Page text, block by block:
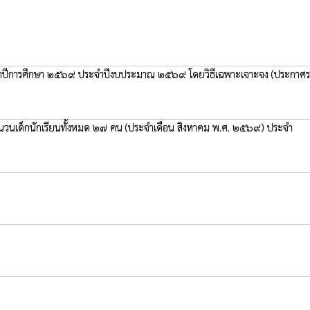
ปีการศึกษา ๒๕๖๙ ประจำปีงบประมาณ ๒๕๖๙ โดยวิธีเฉพาะเจาะจง (ประกาศ
วนเด็กนักเรียนทั้งหมด ๒๗ คน (ประจำเดือน สิงหาคม พ.ศ. ๒๕๖๙) ประจำ